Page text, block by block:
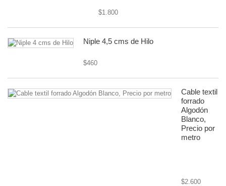
$1.800
Niple 4,5 cms de Hilo
$460
Cable textil
forrado
Algodón
Blanco,
Precio por
metro
$2.600